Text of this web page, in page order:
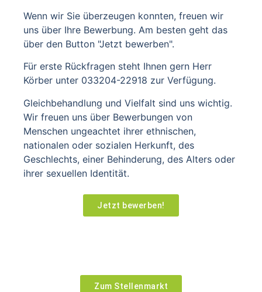
Wenn wir Sie überzeugen konnten, freuen wir
uns über Ihre Bewerbung. Am besten geht das
über den Button "Jetzt bewerben".
Für erste Rückfragen steht Ihnen gern Herr
Körber unter 033204-22918 zur Verfügung.
Gleichbehandlung und Vielfalt sind uns wichtig.
Wir freuen uns über Bewerbungen von
Menschen ungeachtet ihrer ethnischen,
nationalen oder sozialen Herkunft, des
Geschlechts, einer Behinderung, des Alters oder
ihrer sexuellen Identität.
Jetzt bewerben!
Zum Stellenmarkt